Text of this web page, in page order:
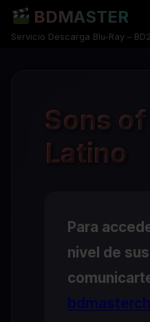
BDMASTER
Servicio Descarga Blu-Ray –
Sons
Latino
Para
nivel de